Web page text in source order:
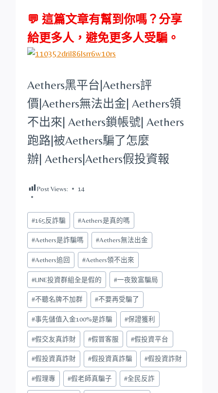
💬 這篇文章有幫到你嗎？分享
給更多人，避免更多人受騙。
Aethers黑平台|Aethers評
價|Aethers無法出金| Aethers領
不出來| Aethers鎖帳號| Aethers
跑路|被Aethers騙了怎麼
辦| Aethers|Aethers假投資報
Post Views: 14
Post
Tags:
#165反詐騙 #Aethers是真的嗎
#Aethers是詐騙嗎 #Aethers無法出金
#Aethers追回 #Aethers領不出來
#LINE投資群組全是假的 #一夜致富騙局
#不聽名牌不加群 #不要再受騙了
#事先儲值入金100%是詐騙 #保證獲利
#假交友真詐財 #假冒客服 #假投資平台
#假投資真詐財 #假投資真詐騙 #假投資詐財
#假理專 #假老師真騙子 #全民反詐